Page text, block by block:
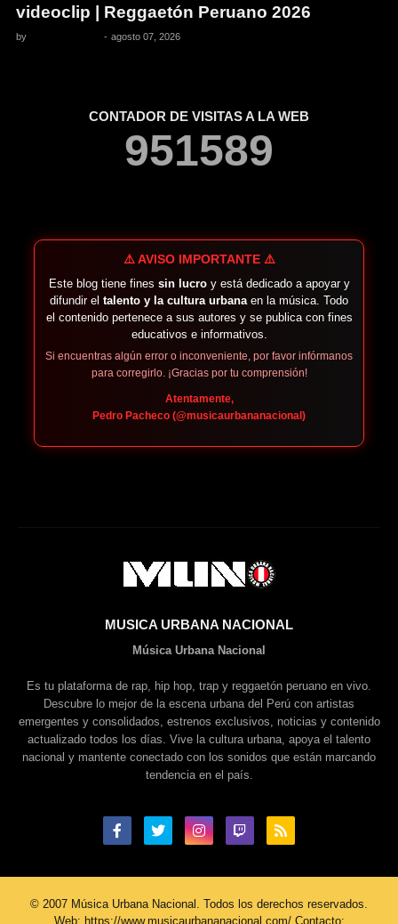
videoclip | Reggaetón Peruano 2026
by - agosto 07, 2026
CONTADOR DE VISITAS A LA WEB
951589
⚠️ AVISO IMPORTANTE ⚠️
Este blog tiene fines sin lucroy está dedicado a apoyar y
difundir el talento y la cultura urbanaen la música. Todo
el contenido pertenece a sus autores y se publica con fines
educativos e informativos.
Si encuentras algún error o inconveniente, por favor infórmanos
para corregirlo. ¡Gracias por tu comprensión!
Atentamente,
Pedro Pacheco (@musicaurbananacional)
MUSICA URBANA NACIONAL
Música Urbana Nacional
Es tu plataforma de rap, hip hop, trap y reggaetón peruano en vivo.
Descubre lo mejor de la escena urbana del Perú con artistas
emergentes y consolidados, estrenos exclusivos, noticias y contenido
actualizado todos los días. Vive la cultura urbana, apoya el talento
nacional y mantente conectado con los sonidos que están marcando
tendencia en el país.
© 2007 Música Urbana Nacional. Todos los derechos reservados.
Web: https://www.musicaurbananacional.com/ Contacto: